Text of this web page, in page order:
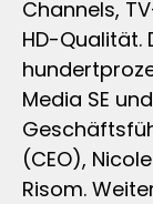
Channels,
HD-Qualität.
Media SE
(CEO),
Risom.